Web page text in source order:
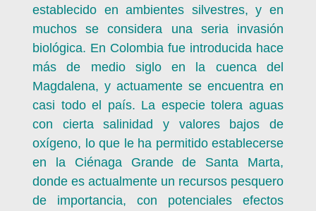
establecido en ambientes silvestres, y en
muchos se considera una seria invasión
biológica. En Colombia fue introducida hace
más de medio siglo en la cuenca del
Magdalena, y actuamente se encuentra en
casi todo el país. La especie tolera aguas
con cierta salinidad y valores bajos de
oxígeno, lo que le ha permitido establecerse
en la Ciénaga Grande de Santa Marta,
donde es actualmente un recursos pesquero
de importancia, con potenciales efectos